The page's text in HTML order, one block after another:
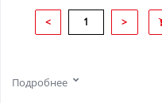
< >
Подробнее